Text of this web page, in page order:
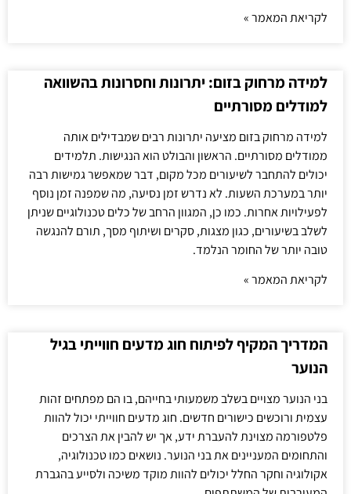
לקריאת המאמר »
למידה מרחוק בזום: יתרונות וחסרונות בהשוואה
למודלים מסורתיים
למידה מרחוק בזום מציעה יתרונות רבים שמבדילים אותה
ממודלים מסורתיים. הראשון והבולט הוא הנגישות. תלמידים
יכולים להתחבר לשיעורים מכל מקום, דבר שמאפשר גמישות רבה
יותר במערכת השעות. לא נדרש זמן נסיעה, מה שמפנה זמן נוסף
לפעילויות אחרות. כמו כן, המגוון הרחב של כלים טכנולוגיים שניתן
לשלב בשיעורים, כגון מצגות, סקרים ושיתוף מסך, תורם להנגשה
טובה יותר של החומר הנלמד.
לקריאת המאמר »
המדריך המקיף לפיתוח חוג מדעים חווייתי בגיל
הנוער
בני הנוער מצויים בשלב משמעותי בחייהם, בו הם מפתחים זהות
עצמית ורוכשים כישורים חדשים. חוג מדעים חווייתי יכול להוות
פלטפורמה מצוינת להעברת ידע, אך יש להבין את הצרכים
והתחומים המעניינים את בני הנוער. נושאים כמו טכנולוגיה,
אקולוגיה וחקר החלל יכולים להוות מוקד משיכה ולסייע בהגברת